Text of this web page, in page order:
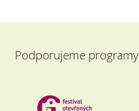
Podporujeme programy